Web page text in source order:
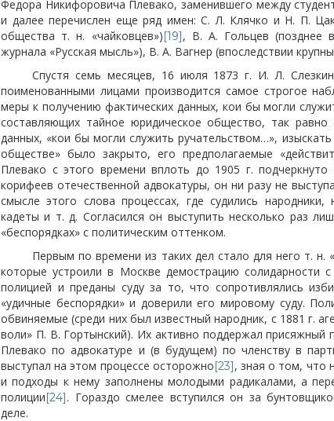
Федора Никифоровича Плевако, заменившего между
и далее перечислен еще ряд имен: С. Л. Клячко и Н. П.
общества т. н. «чайковцев»)[19], В. А. Гольцев (позднее
журнала «Русская мысль»), В. А. Вагнер (впоследствии
Спустя семь месяцев, 16 июля 1873 г. И. Л.
поименованными лицами производится самое строгое
меры к получению фактических данных, кои бы могли
составляющих тайное юридическое общество, так равно
данных, «кои бы могли служить ручательством…»,
обществе» было закрыто, его предполагаемые
Плевако с этого времени вплоть до 1905 г. подчеркнуто
корифеев отечественной адвокатуры, он ни разу не
смысле этого слова процессах, где судились
кадеты и т. д. Согласился он выступить несколько раз
«беспорядках» с политическим оттенком.
Первым по времени из таких дел стало для него т. н.
которые устроили в Москве демострацию солидарности
полицией и преданы суду за то, что сопротивлялись
«удичные беспорядки» и доверили его мировому суду.
обвиняемые (среди них был известный народник, с 1881 г.
воли» П. В. Гортынский). Их активно поддержал
Плевако по адвокатуре и (в будущем) по членству в
выступал на этом процессе осторожно[23], зная о том, что
и подходы к нему заполнены молодыми радикалами, а
полиции[24]. Гораздо смелее вступился он за
деле.